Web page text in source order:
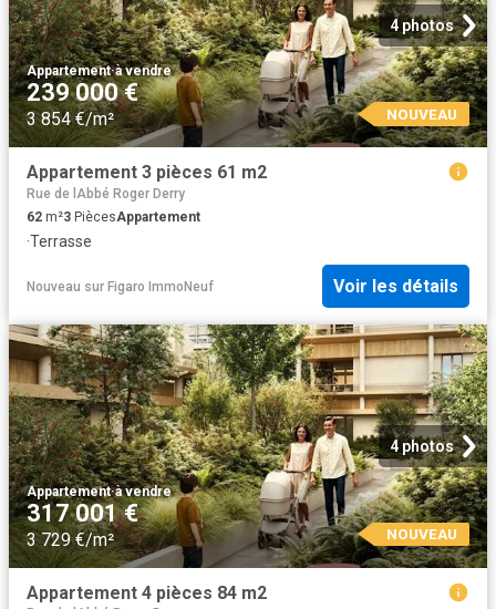
4 photos
Appartement·à vendre
239 000 €
3 854 €/m² NOUVEAU
Appartement 3 pièces 61 m2
Rue de lAbbé Roger Derry
62 m²3 PiècesAppartement
·Terrasse
Nouveau sur Figaro ImmoNeuf Voir les détails
4 photos
Appartement·à vendre
317 001 €
3 729 €/m² NOUVEAU
Appartement 4 pièces 84 m2